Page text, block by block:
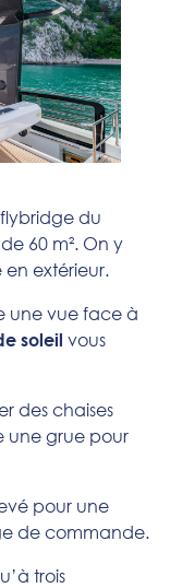
du
60 m². On y
extérieur.
une vue face à
soleil vous
des chaises
une grue pour
pour une
de commande.
trois